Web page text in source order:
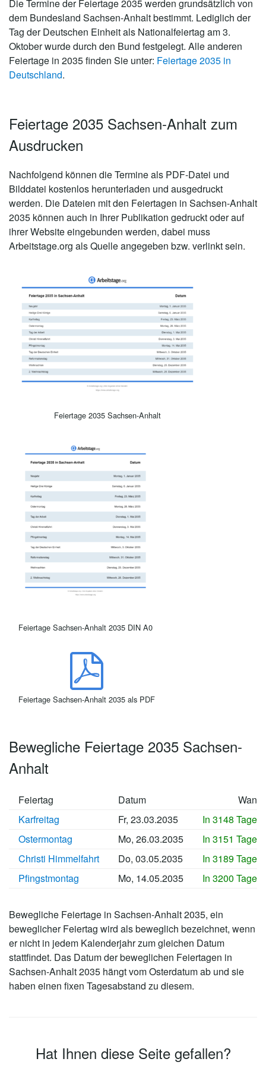
Die Termine der Feiertage 2035 werden grundsätzlich von
dem Bundesland Sachsen-Anhalt bestimmt. Lediglich der
Tag der Deutschen Einheit als Nationalfeiertag am 3.
Oktober wurde durch den Bund festgelegt. Alle anderen
Feiertage in 2035 finden Sie unter: Feiertage 2035 in
Deutschland.
Feiertage 2035 Sachsen-Anhalt zum
Ausdrucken
Nachfolgend können die Termine als PDF-Datei und
Bilddatei kostenlos herunterladen und ausgedruckt
werden. Die Dateien mit den Feiertagen in Sachsen-Anhalt
2035 können auch in Ihrer Publikation gedruckt oder auf
ihrer Website eingebunden werden, dabei muss
Arbeitstage.org als Quelle angegeben bzw. verlinkt sein.
Feiertage 2035 Sachsen-Anhalt
Feiertage Sachsen-Anhalt 2035 DIN A0
Feiertage Sachsen-Anhalt 2035 als PDF
Bewegliche Feiertage 2035 Sachsen-
Anhalt
Feiertag Datum
Wann
Karfreitag
Fr, 23.03.2035
In 3148 Tagen
Ostermontag
Mo, 26.03.2035
In 3151 Tagen
Christi Himmelfahrt
Do, 03.05.2035
In 3189 Tagen
Pfingstmontag
Mo, 14.05.2035 In 3200 Tagen
Bewegliche Feiertage in Sachsen-Anhalt 2035, ein
beweglicher Feiertag wird als beweglich bezeichnet, wenn
er nicht in jedem Kalenderjahr zum gleichen Datum
stattfindet. Das Datum der beweglichen Feiertagen in
Sachsen-Anhalt 2035 hängt vom Osterdatum ab und sie
haben einen fixen Tagesabstand zu diesem.
Hat Ihnen diese Seite gefallen?